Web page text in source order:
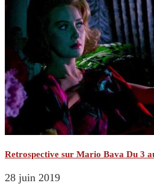
Retrospective sur Mario Bava Du 3
28 juin 2019